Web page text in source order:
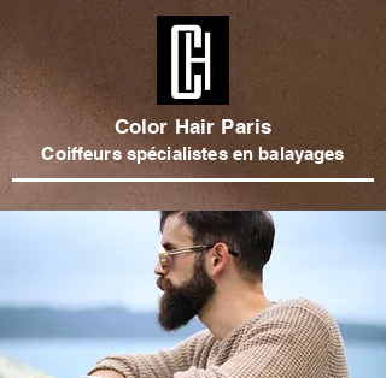
Color Hair Paris
Coiffeurs spécialistes en balayages